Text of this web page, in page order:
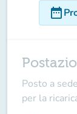
date_range
Posto a
per la